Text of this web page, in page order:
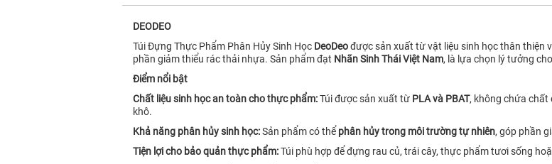
DEODEO
Túi Đựng Thực Phẩm Phân Hủy Sinh Học DeoDeođược sản xuất từ vật liệu sinh học thân thiện
phần giảm thiểu rác thải nhựa. Sản phẩm đạt Nhãn Sinh Thái Việt Nam, là lựa chọn lý tưởng
Điểm nổi bật
Chất liệu sinh học an toàn cho thực phẩm:Túi được sản xuất từ PLA và PBAT, không chứa
khô.
Khả năng phân hủy sinh học:Sản phẩm có thể phân hủy trong môi trường tự nhiên, góp phần
Tiện lợi cho bảo quản thực phẩm:Túi phù hợp để đựng rau củ, trái cây, thực phẩm tươi sống